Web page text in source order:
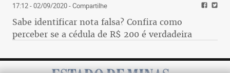
17:12 - 02/09/2020- Compartilhe
Sabe identificar nota falsa? Confira como
perceber se a cédula de R$ 200 é verdadeira